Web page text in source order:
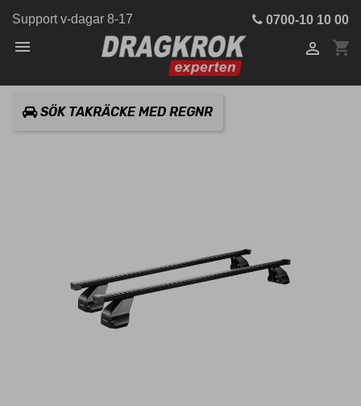
Support v-dagar 8-17 0700-10 10 00
 shopping_cart

SÖK TAKRÄCKE MED REGNR